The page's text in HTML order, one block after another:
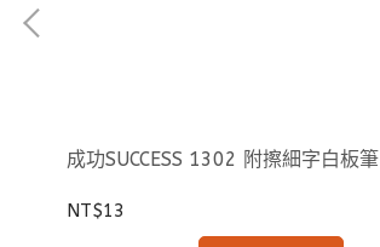
成功SUCCESS 1302 附擦細字白板筆
NT$13